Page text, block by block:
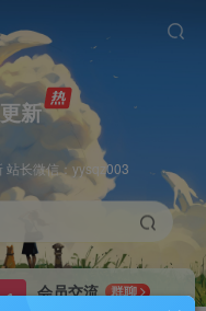
新
站长微信：yysqz003
会员交流
群聊